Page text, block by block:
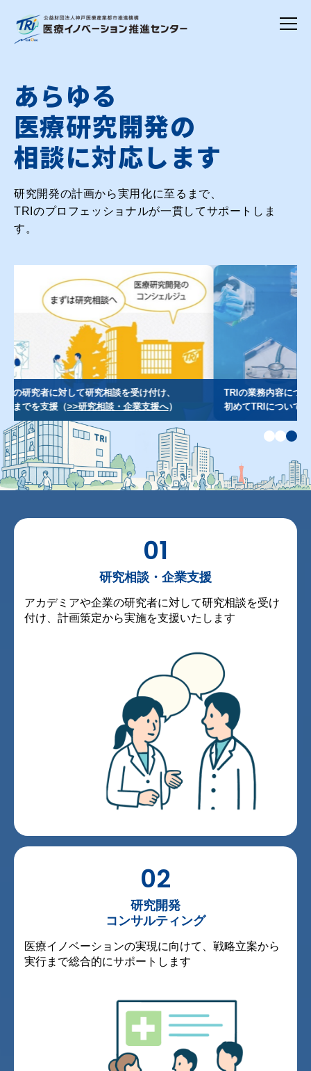
あらゆる
医療研究開発の
相談に対応します
研究開発の計画から実用化に至るまで、
TRIのプロフェッショナルが一貫してサポートしま
す。
TRIの業務内容について、コンパクトに分かりやすくご紹介。
初めてTRIについて知りたい方に（>>紹介動画へ ）
01
研究相談・企業支援
アカデミアや企業の研究者に対して研究相談を受け
付け、計画策定から実施を支援いたします
02
研究開発
コンサルティング
医療イノベーションの実現に向けて、戦略立案から
実行まで総合的にサポートします